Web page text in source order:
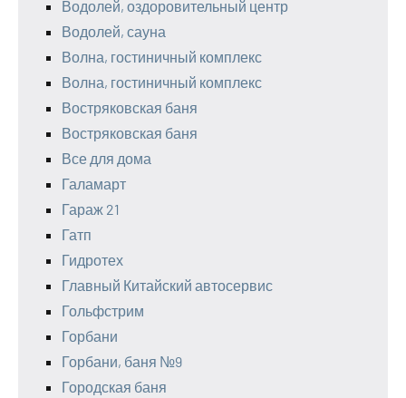
Водолей, оздоровительный центр
Водолей, сауна
Волна, гостиничный комплекс
Волна, гостиничный комплекс
Востряковская баня
Востряковская баня
Все для дома
Галамарт
Гараж 21
Гатп
Гидротех
Главный Китайский автосервис
Гольфстрим
Горбани
Горбани, баня №9
Городская баня